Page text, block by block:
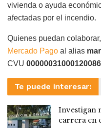
vivienda o ayuda
afectadas por el incendio.
Quienes puedan
Mercado Pago al alias
CVU
Te puede interesar:
Investigan
carrera en